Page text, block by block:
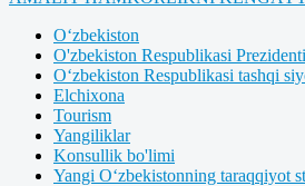
Oʻzbekiston
O'zbekiston Respublikasi Prezidenti
O‘zbekiston Respublikasi tashqi
Elchixona
Tourism
Yangiliklar
Konsullik bo'limi
Yangi O‘zbekistonning taraqqiyot